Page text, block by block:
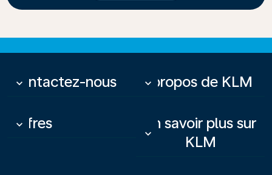
Contactez-nous
keyboard_arrow_down À propos de KLM
keyboard_arrow_down
Offres
keyboard_arrow_down
En savoir plus sur
KLM
keyboard_arrow_down